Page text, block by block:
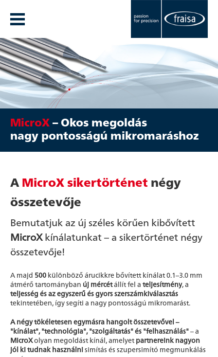
MicroX– Okos megoldás
nagy pontosságú mikromaráshoz
A MicroX sikertörténet négy
összetevője
Bemutatjuk az új széles körűen kibővített
MicroXkínálatunkat – a sikertörténet négy
összetevője!
A majd 500 különböző árucikkre bővített kínálat 0.1–3.0 mm
átmérő tartományban új mércétállít fel a teljesítmény, a
teljesség és az egyszerű és gyors szerszámkiválasztás
tekintetében, így segíti a nagy pontosságú mikromarást.
A négy tökéletesen egymásra hangolt összetevővel –
"kínálat", "technológia", "szolgáltatás" és "felhasználás"– a
MicroXolyan megoldást kínál, amelyet partnereink nagyon
jól ki tudnak használnisimítás és szupersimító megmunkálás